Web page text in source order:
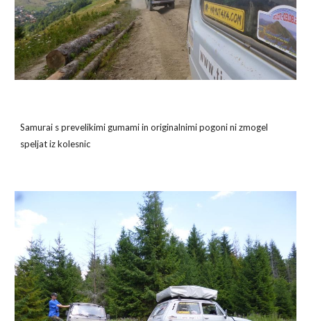
Samurai s prevelikimi gumami in originalnimi pogoni ni zmogel
speljat iz kolesnic